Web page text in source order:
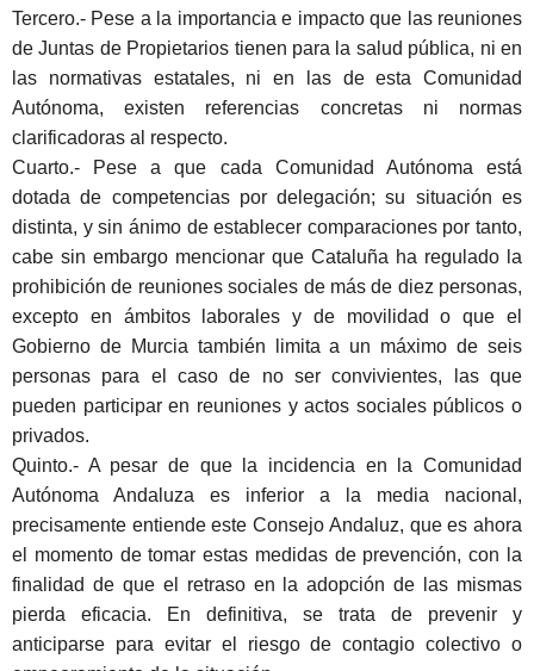
Tercero.- Pese a la importancia e impacto que las reuniones
de Juntas de Propietarios tienen para la salud pública, ni en
las normativas estatales, ni en las de esta Comunidad
Autónoma, existen referencias concretas ni normas
clarificadoras al respecto.
Cuarto.- Pese a que cada Comunidad Autónoma está
dotada de competencias por delegación; su situación es
distinta, y sin ánimo de establecer comparaciones por tanto,
cabe sin embargo mencionar que Cataluña ha regulado la
prohibición de reuniones sociales de más de diez personas,
excepto en ámbitos laborales y de movilidad o que el
Gobierno de Murcia también limita a un máximo de seis
personas para el caso de no ser convivientes, las que
pueden participar en reuniones y actos sociales públicos o
privados.
Quinto.- A pesar de que la incidencia en la Comunidad
Autónoma Andaluza es inferior a la media nacional,
precisamente entiende este Consejo Andaluz, que es ahora
el momento de tomar estas medidas de prevención, con la
finalidad de que el retraso en la adopción de las mismas
pierda eficacia. En definitiva, se trata de prevenir y
anticiparse para evitar el riesgo de contagio colectivo o